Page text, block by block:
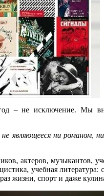
– не исключение. Мы
не являющееся ни романом,
актеров, музыкантов,
учебная
жизни, спорт и даже